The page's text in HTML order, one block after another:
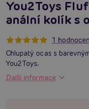
You2Toys
anální kolík s
1
Chlupatý ocas s
You2Toys.
Další informace